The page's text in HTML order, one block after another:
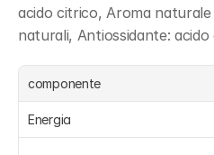
acido citrico, Aroma
naturali, Antiossidante:
componente
Energia